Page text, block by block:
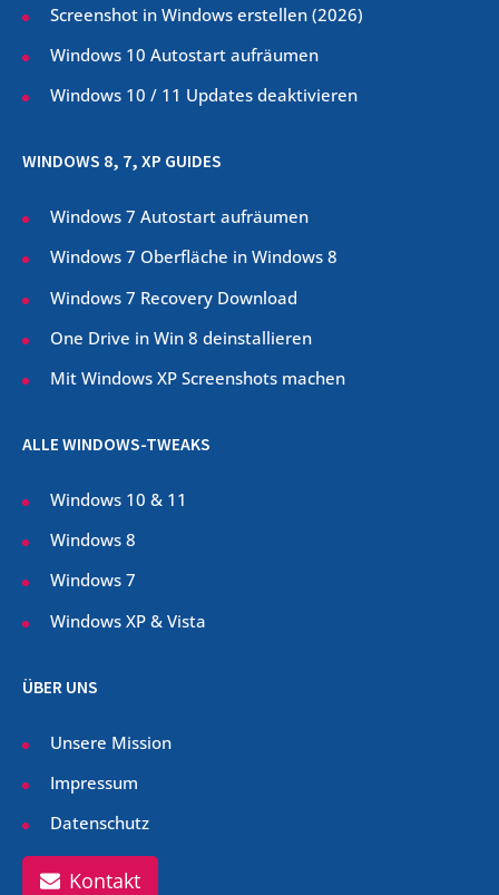
Screenshot in Windows erstellen (2026)
Windows 10 Autostart aufräumen
Windows 10 / 11 Updates deaktivieren
WINDOWS 8, 7, XP GUIDES
Windows 7 Autostart aufräumen
Windows 7 Oberfläche in Windows 8
Windows 7 Recovery Download
One Drive in Win 8 deinstallieren
Mit Windows XP Screenshots machen
ALLE WINDOWS-TWEAKS
Windows 10 & 11
Windows 8
Windows 7
Windows XP & Vista
ÜBER UNS
Unsere Mission
Impressum
Datenschutz
Kontakt